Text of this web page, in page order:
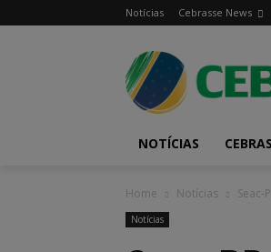
Notícias Cebrasse News
NOTÍCIAS
Home Notícias Seac-
Notícias